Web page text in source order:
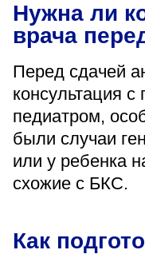
Нужна ли
врача
Перед сдачей
консультация с
педиатром,
были случаи
или у ребенка
схожие с БКС.
Как